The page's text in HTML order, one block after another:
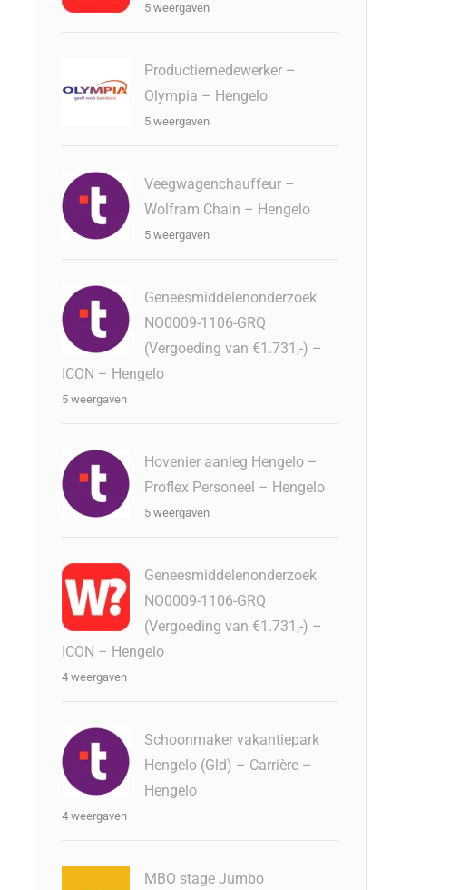
5 weergaven
Productiemedewerker –
Olympia – Hengelo
5 weergaven
Veegwagenchauffeur –
Wolfram Chain – Hengelo
5 weergaven
Geneesmiddelenonderzoek
NO0009-1106-GRQ
(Vergoeding van €1.731,-) –
ICON – Hengelo
5 weergaven
Hovenier aanleg Hengelo –
Proflex Personeel – Hengelo
5 weergaven
Geneesmiddelenonderzoek
NO0009-1106-GRQ
(Vergoeding van €1.731,-) –
ICON – Hengelo
4 weergaven
Schoonmaker vakantiepark
Hengelo (Gld) – Carrière –
Hengelo
4 weergaven
MBO stage Jumbo